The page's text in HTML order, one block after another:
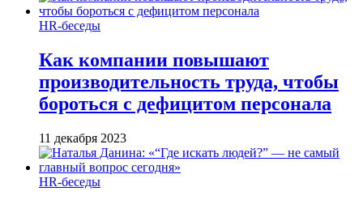
HR-беседы
Как компании повышают
производительность труда, чтобы
бороться с дефицитом персонала
11 декабря 2023
HR-беседы